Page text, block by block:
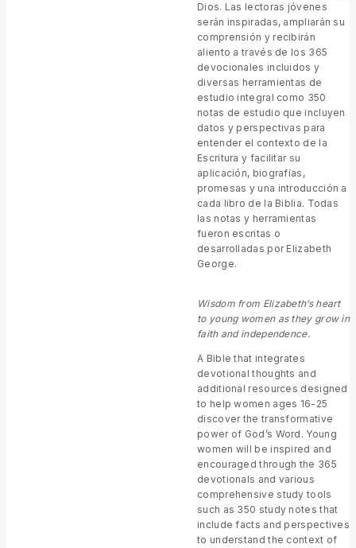
Dios. Las lectoras jóvenes
serán inspiradas, ampliarán su
comprensión y recibirán
aliento a través de los 365
devocionales incluidos y
diversas herramientas de
estudio integral como 350
notas de estudio que incluyen
datos y perspectivas para
entender el contexto de la
Escritura y facilitar su
aplicación, biografías,
promesas y una introducción a
cada libro de la Biblia. Todas
las notas y herramientas
fueron escritas o
desarrolladas por Elizabeth
George.
Wisdom from Elizabeth’s heart
to young women as they grow in
faith and independence.
A Bible that integrates
devotional thoughts and
additional resources designed
to help women ages 16-25
discover the transformative
power of God’s Word. Young
women will be inspired and
encouraged through the 365
devotionals and various
comprehensive study tools
such as 350 study notes that
include facts and perspectives
to understand the context of